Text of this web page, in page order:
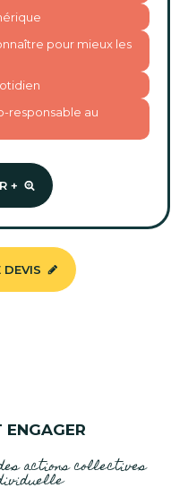
pour mieux les
responsable au
+
DEVIS
ENGAGER
actions collectives